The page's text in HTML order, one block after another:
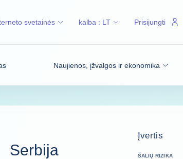
Naujienos, įžvalgos ir ekonomika
svetainės kalba : LT Prisijungti
Serbija
Įvertis
ŠALIŲ RIZIKA